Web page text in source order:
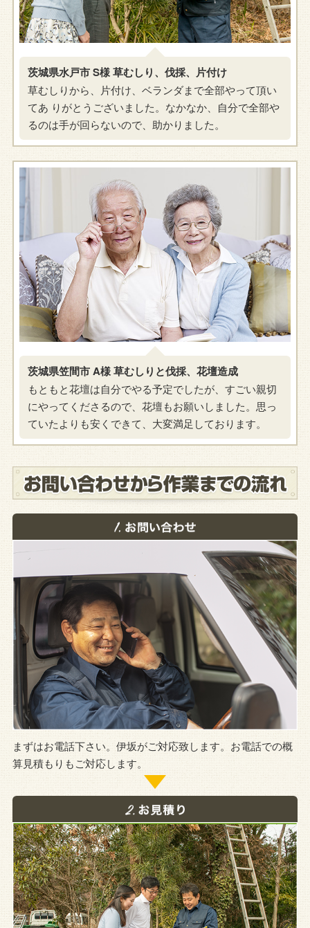
茨城県水戸市 S様 草むしり、伐採、片付け
草むしりから、片付け、ベランダまで全部やって頂い
てあ りがとうございました。なかなか、自分で全部や
るのは手が回らないので、助かりました。
茨城県笠間市 A様 草むしりと伐採、花壇造成
もともと花壇は自分でやる予定でしたが、すごい親切
にやってくださるので、花壇もお願いしました。思っ
ていたよりも安くできて、大変満足しております。
まずはお電話下さい。伊坂がご対応致します。お電話での概
算見積もりもご対応します。